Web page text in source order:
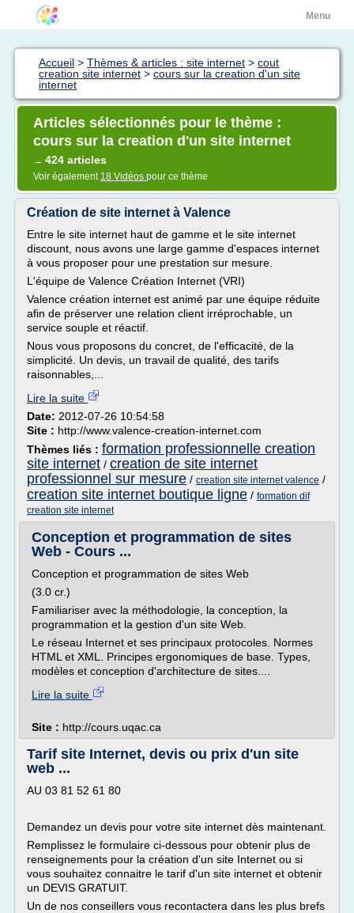
Menu
Accueil > Thèmes & articles : site internet > cout
creation site internet > cours sur la creation d'un site
internet
Articles sélectionnés pour le thème :
cours sur la creation d'un site internet
→ 424 articles
Voir également 18 Vidéos pour ce thème
Création de site internet à Valence
Entre le site internet haut de gamme et le site internet
discount, nous avons une large gamme d'espaces internet
à vous proposer pour une prestation sur mesure.
L'équipe de Valence Création Internet (VRI)
Valence création internet est animé par une équipe réduite
afin de préserver une relation client irréprochable, un
service souple et réactif.
Nous vous proposons du concret, de l'efficacité, de la
simplicité. Un devis, un travail de qualité, des tarifs
raisonnables,...
Lire la suite
Date: 2012-07-26 10:54:58
Site : http://www.valence-creation-internet.com
Thèmes liés : formation professionnelle creation
site internet / creation de site internet
professionnel sur mesure / creation site internet valence /
creation site internet boutique ligne / formation dif
creation site internet
Conception et programmation de sites
Web - Cours ...
Conception et programmation de sites Web
(3.0 cr.)
Familiariser avec la méthodologie, la conception, la
programmation et la gestion d'un site Web.
Le réseau Internet et ses principaux protocoles. Normes
HTML et XML. Principes ergonomiques de base. Types,
modèles et conception d'architecture de sites....
Lire la suite
Site : http://cours.uqac.ca
Tarif site Internet, devis ou prix d'un site
web ...
AU 03 81 52 61 80
Demandez un devis pour votre site internet dès maintenant.
Remplissez le formulaire ci-dessous pour obtenir plus de
renseignements pour la création d'un site Internet ou si
vous souhaitez connaitre le tarif d'un site internet et obtenir
un DEVIS GRATUIT.
Un de nos conseillers vous recontactera dans les plus brefs